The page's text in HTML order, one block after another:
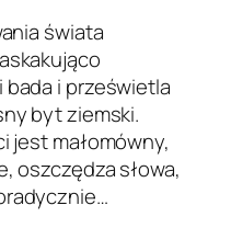
świata
i prześwietla
byt ziemski.
małomówny,
oszczędza słowa,